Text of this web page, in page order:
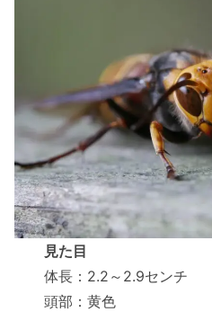
見た目
体長：2.2～2.9センチ
頭部：黄色